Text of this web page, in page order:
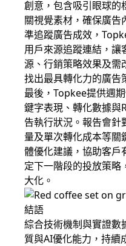
創意，包含吸引眼球的
關視覺素材，確保廣告
準追蹤廣告成效，
用戶來源追蹤連結，讓
源、行銷策略效果及需
找出最具轉化力的廣告
最後，Topkee提供週
鍵字表現、轉化數據與
告執行狀況。報告會針
量及單次轉化成本等關
體優化建議，協助客戶
定下一階段的投放策略
大化。
結語
綜合技術機制與實證數
質與AI優化能力，持續